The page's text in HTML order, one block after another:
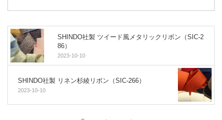
SHINDO社製 ツイード風メタリックリボン（SIC-2
86）
2023-10-10
SHINDO社製 リネン杉綾リボン（SIC-266）
2023-10-10